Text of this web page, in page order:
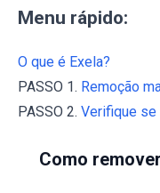
Menu rápido:
O que é Exela?
PASSO 1. Remoção
PASSO 2. Verifique se
Como